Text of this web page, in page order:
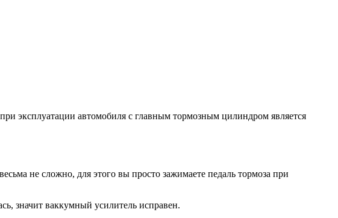
эксплуатации автомобиля с главным тормозным цилиндром является
не сложно, для этого вы просто зажимаете педаль тормоза при
значит ваккумный усилитель исправен.